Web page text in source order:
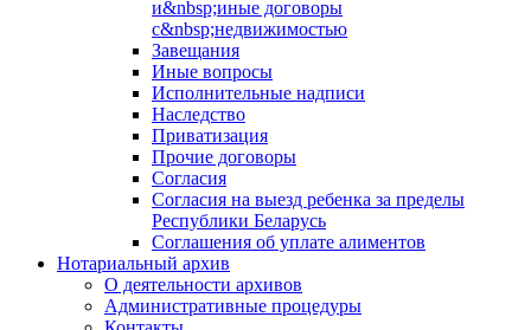
и&nbsp;иные договоры
с&nbsp;недвижимостью
Завещания
Иные вопросы
Исполнительные надписи
Наследство
Приватизация
Прочие договоры
Согласия
Согласия на выезд ребенка за пределы
Республики Беларусь
Соглашения об уплате алиментов
Нотариальный архив
О деятельности архивов
Административные процедуры